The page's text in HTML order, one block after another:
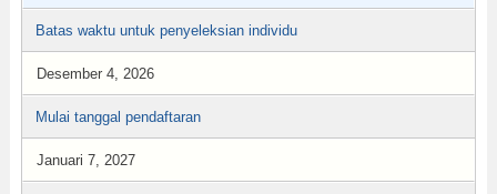
Batas waktu untuk penyeleksian individu
Desember 4, 2026
Mulai tanggal pendaftaran
Januari 7, 2027